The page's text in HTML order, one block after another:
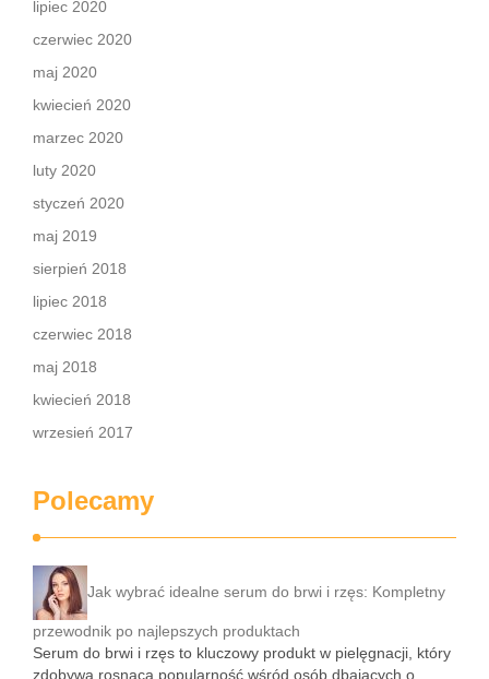
lipiec 2020
czerwiec 2020
maj 2020
kwiecień 2020
marzec 2020
luty 2020
styczeń 2020
maj 2019
sierpień 2018
lipiec 2018
czerwiec 2018
maj 2018
kwiecień 2018
wrzesień 2017
Polecamy
Jak wybrać idealne serum do brwi i rzęs: Kompletny
przewodnik po najlepszych produktach
Serum do brwi i rzęs to kluczowy produkt w pielęgnacji, który
zdobywa rosnącą popularność wśród osób dbających o